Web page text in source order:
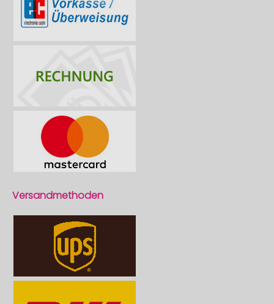
Versandmethoden